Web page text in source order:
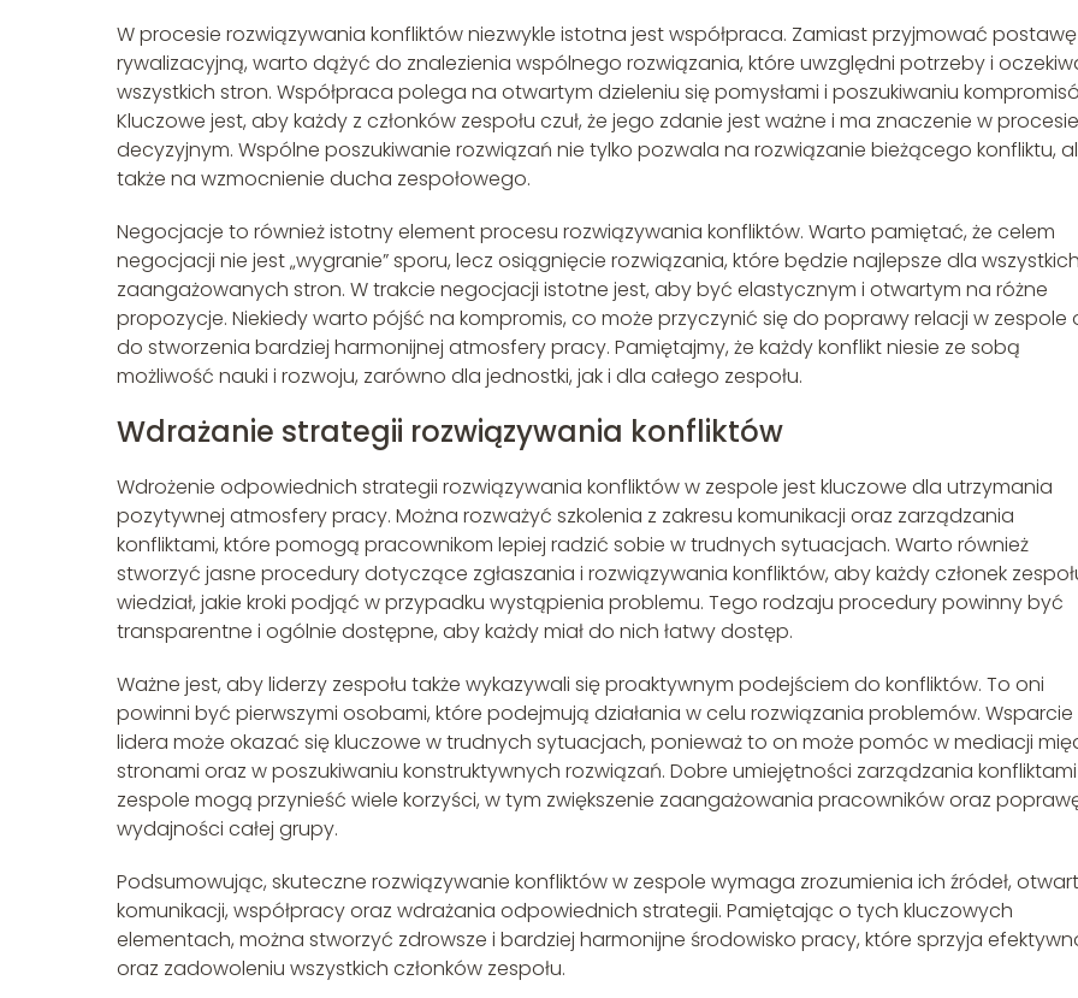
W procesie rozwiązywania konfliktów niezwykle istotna jest współpraca. Zamiast przyjmować postawę
rywalizacyjną, warto dążyć do znalezienia wspólnego rozwiązania, które uwzględni potrzeby i
wszystkich stron. Współpraca polega na otwartym dzieleniu się pomysłami i poszukiwaniu
Kluczowe jest, aby każdy z członków zespołu czuł, że jego zdanie jest ważne i ma znaczenie w procesie
decyzyjnym. Wspólne poszukiwanie rozwiązań nie tylko pozwala na rozwiązanie bieżącego konfliktu,
także na wzmocnienie ducha zespołowego.
Negocjacje to również istotny element procesu rozwiązywania konfliktów. Warto pamiętać, że celem
negocjacji nie jest „wygranie” sporu, lecz osiągnięcie rozwiązania, które będzie najlepsze dla wszystkich
zaangażowanych stron. W trakcie negocjacji istotne jest, aby być elastycznym i otwartym na różne
propozycje. Niekiedy warto pójść na kompromis, co może przyczynić się do poprawy relacji w zespole
do stworzenia bardziej harmonijnej atmosfery pracy. Pamiętajmy, że każdy konflikt niesie ze sobą
możliwość nauki i rozwoju, zarówno dla jednostki, jak i dla całego zespołu.
Wdrażanie strategii rozwiązywania konfliktów
Wdrożenie odpowiednich strategii rozwiązywania konfliktów w zespole jest kluczowe dla utrzymania
pozytywnej atmosfery pracy. Można rozważyć szkolenia z zakresu komunikacji oraz zarządzania
konfliktami, które pomogą pracownikom lepiej radzić sobie w trudnych sytuacjach. Warto również
stworzyć jasne procedury dotyczące zgłaszania i rozwiązywania konfliktów, aby każdy członek
wiedział, jakie kroki podjąć w przypadku wystąpienia problemu. Tego rodzaju procedury powinny być
transparentne i ogólnie dostępne, aby każdy miał do nich łatwy dostęp.
Ważne jest, aby liderzy zespołu także wykazywali się proaktywnym podejściem do konfliktów. To oni
powinni być pierwszymi osobami, które podejmują działania w celu rozwiązania problemów. Wsparcie
lidera może okazać się kluczowe w trudnych sytuacjach, ponieważ to on może pomóc w mediacji
stronami oraz w poszukiwaniu konstruktywnych rozwiązań. Dobre umiejętności zarządzania
zespole mogą przynieść wiele korzyści, w tym zwiększenie zaangażowania pracowników oraz
wydajności całej grupy.
Podsumowując, skuteczne rozwiązywanie konfliktów w zespole wymaga zrozumienia ich źródeł,
komunikacji, współpracy oraz wdrażania odpowiednich strategii. Pamiętając o tych kluczowych
elementach, można stworzyć zdrowsze i bardziej harmonijne środowisko pracy, które sprzyja
oraz zadowoleniu wszystkich członków zespołu.